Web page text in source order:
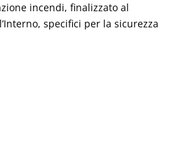
incendi, finalizzato al
specifici per la sicurezza